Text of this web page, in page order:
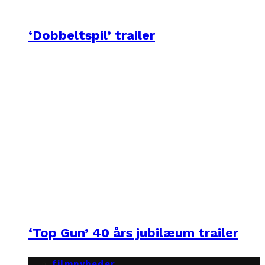
‘Dobbeltspil’ trailer
‘Top Gun’ 40 års jubilæum trailer